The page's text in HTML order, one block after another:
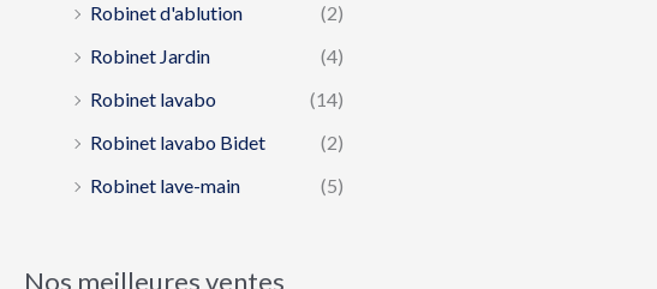
Robinet d'ablution
(2)
Robinet Jardin
(4)
Robinet lavabo
(14)
Robinet lavabo Bidet
(2)
Robinet lave-main
(5)
Nos meilleures ventes